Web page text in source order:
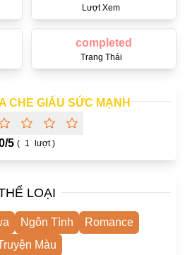
CHE GIẤU SỨC MẠNH
5 ( 1 lượt )
Lượt Xem
Trạng Thái
completed
LOẠI
Ngôn Tình
Romance
Màu